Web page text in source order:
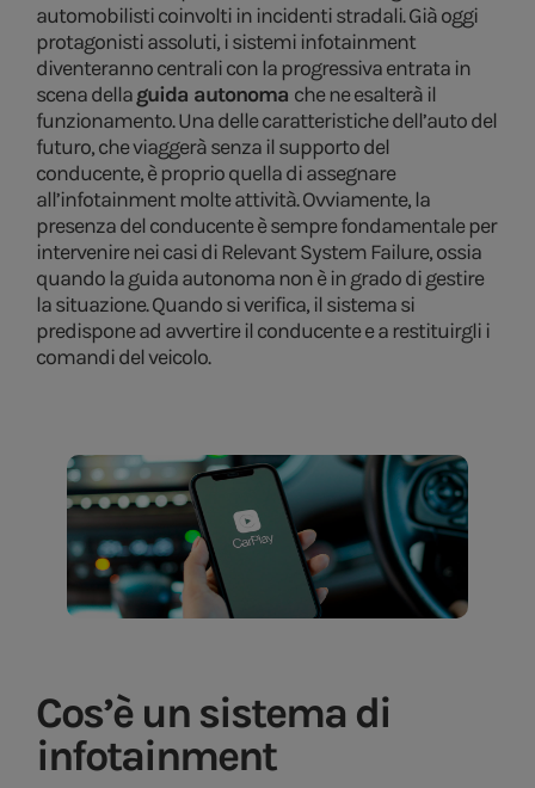
automobilisti coinvolti in incidenti stradali. Già oggi
protagonisti assoluti, i sistemi infotainment
diventeranno centrali con la progressiva entrata in
scena dellaguida autonoma che ne esalterà il
funzionamento. Una delle caratteristiche dell’auto del
futuro, che viaggerà senza il supporto del
conducente, è proprio quella di assegnare
all’infotainment molte attività. Ovviamente, la
presenza del conducente è sempre fondamentale per
intervenire nei casi di Relevant System Failure, ossia
quando la guida autonoma non è in grado di gestire
la situazione. Quando si verifica, il sistema si
predispone ad avvertire il conducente e a restituirgli i
comandi del veicolo.
Cos’è un sistema di
infotainment